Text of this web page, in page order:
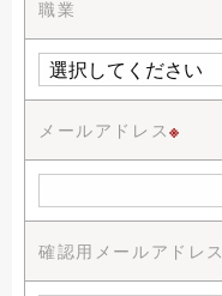
職業
メールアドレス※
確認用メールアドレス